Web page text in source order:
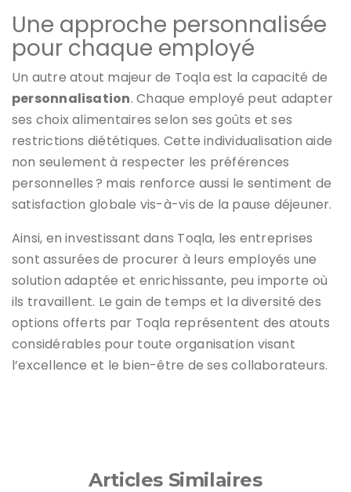
Une approche personnalisée
pour chaque employé
Un autre atout majeur de Toqla est la capacité de
personnalisation. Chaque employé peut adapter
ses choix alimentaires selon ses goûts et ses
restrictions diététiques. Cette individualisation aide
non seulement à respecter les préférences
personnelles ? mais renforce aussi le sentiment de
satisfaction globale vis-à-vis de la pause déjeuner.
Ainsi, en investissant dans Toqla, les entreprises
sont assurées de procurer à leurs employés une
solution adaptée et enrichissante, peu importe où
ils travaillent. Le gain de temps et la diversité des
options offerts par Toqla représentent des atouts
considérables pour toute organisation visant
l’excellence et le bien-être de ses collaborateurs.
Articles Similaires